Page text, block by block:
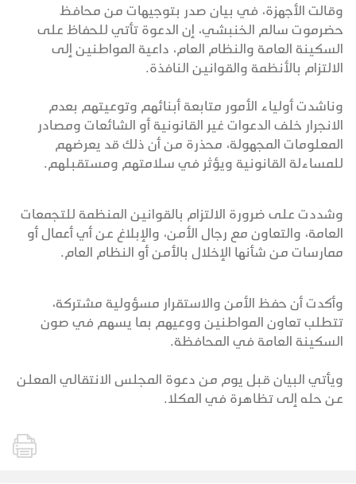
وقالت الأجهزة، في بيان صدر بتوجيهات من محافظ
حضرموت سالم الخنبشي، إن الدعوة تأتي للحفاظ على
السكينة العامة والنظام العام، داعية المواطنين إلى
الالتزام بالأنظمة والقوانين النافذة.
وناشدت أولياء الأمور متابعة أبنائهم وتوعيتهم بعدم
الانجرار خلف الدعوات غير القانونية أو الشائعات ومصادر
المعلومات المجهولة، محذرة من أن ذلك قد يعرضهم
للمساءلة القانونية ويؤثر في سلامتهم ومستقبلهم.
وشددت على ضرورة الالتزام بالقوانين المنظمة للتجمعات
العامة، والتعاون مع رجال الأمن، والإبلاغ عن أي أعمال أو
ممارسات من شأنها الإخلال بالأمن أو النظام العام.
وأكدت أن حفظ الأمن والاستقرار مسؤولية مشتركة،
تتطلب تعاون المواطنين ووعيهم بما يسهم في صون
السكينة العامة في المحافظة.
ويأتي البيان قبل يوم من دعوة المجلس الانتقالي المعلن
عن حله إلى تظاهرة في المكلا.